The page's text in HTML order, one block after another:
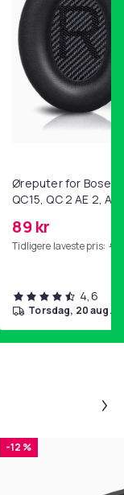
6-rørs
Øreputer for Bose
QC15, QC 2 AE 2, AE
89 kr
Tidligere laveste pris: 99
4,6
torsdag, 20 aug.
-12 %